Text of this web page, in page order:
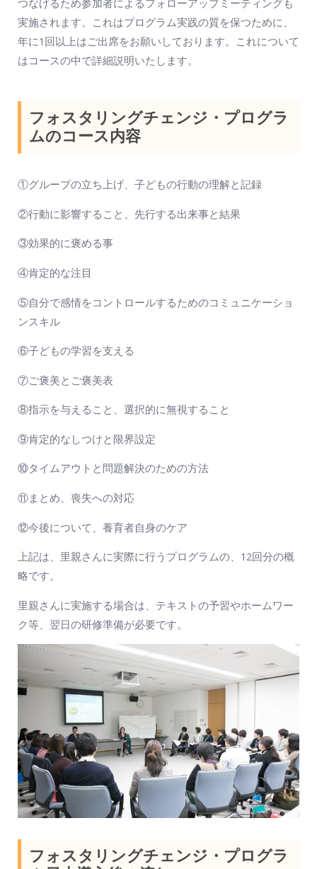
実施されます。これはプログラム実践の質を保つために、
年に1回以上はご出席をお願いしております。これについて
はコースの中で詳細説明いたします。
フォスタリングチェンジ・プログラ
ムのコース内容
①グループの立ち上げ、子どもの行動の理解と記録
②行動に影響すること、先行する出来事と結果
③効果的に褒める事
④肯定的な注目
⑤自分で感情をコントロールするためのコミュニケーショ
ンスキル
⑥子どもの学習を支える
⑦ご褒美とご褒美表
⑧指示を与えること、選択的に無視すること
⑨肯定的なしつけと限界設定
⑩タイムアウトと問題解決のための方法
⑪まとめ、喪失への対応
⑫今後について、養育者自身のケア
上記は、里親さんに実際に行うプログラムの、12回分の概
略です。
里親さんに実施する場合は、テキストの予習やホームワー
ク等、翌日の研修準備が必要です。
フォスタリングチェンジ・プログラ